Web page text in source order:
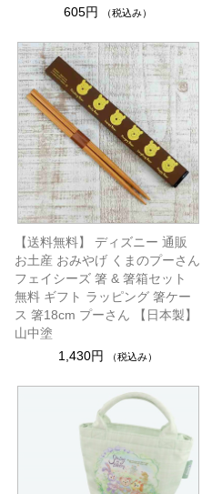
605円
（税込み）
【送料無料】 ディズニー 通販
お土産 おみやげ くまのプーさん
フェイシーズ 箸 & 箸箱セット
無料 ギフト ラッピング 箸ケー
ス 箸18cm プーさん 【日本製】
山中塗
1,430円
（税込み）